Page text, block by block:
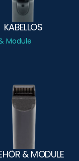
KABELLOS
Module
& MODULE